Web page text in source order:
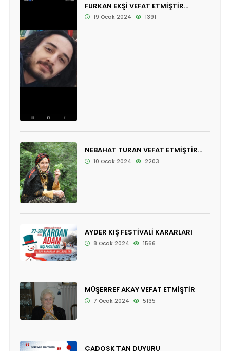
FURKAN EKŞİ VEFAT ETMİŞTİR...
19 Ocak 2024 1391
NEBAHAT TURAN VEFAT ETMİŞTİR...
10 Ocak 2024 2203
AYDER KIŞ FESTİVALİ KARARLARI
8 Ocak 2024 1566
MÜŞERREF AKAY VEFAT ETMİŞTİR
7 Ocak 2024 5135
ÇADOSK'TAN DUYURU